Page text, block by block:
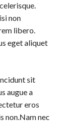
non
libero.
eget aliquet
sit
augue a
eros
non.Nam nec